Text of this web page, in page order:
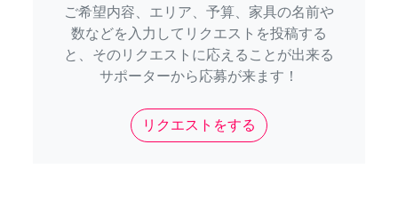
ご希望内容、エリア、予算、家具の名前や
数などを入力してリクエストを投稿する
と、そのリクエストに応えることが出来る
サポーターから応募が来ます！
リクエストをする